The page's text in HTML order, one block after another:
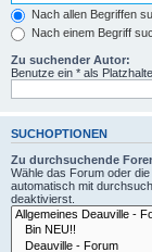
Nach allen Begriffen
Nach einem Begriff
Zu suchender Autor:
Benutze ein * als
SUCHOPTIONEN
Zu durchsuchende
Wähle das Forum oder
automatisch mit
deaktivierst.